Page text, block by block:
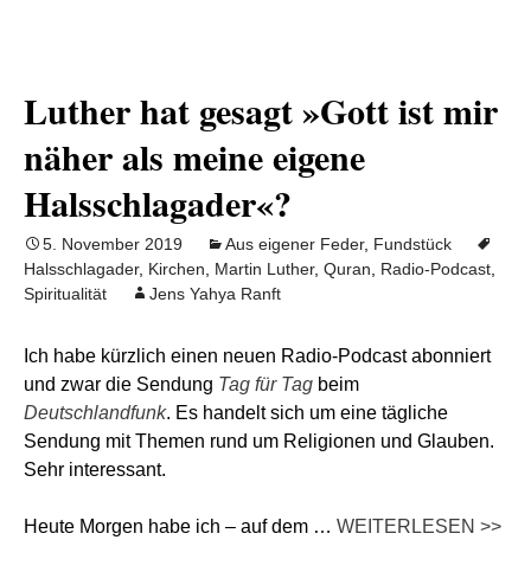
Luther hat gesagt »Gott ist mir
näher als meine eigene
Halsschlagader«?
5. November 2019 Aus eigener Feder, Fundstück
Halsschlagader, Kirchen Martin Luther, Quran Radio-Podcast
Spiritualität
Jens Yahya Ranft
Ich habe kürzlich einen neuen Radio-Podcast abonniert
und zwar die Sendung Tag für Tag beim
Deutschlandfunk. Es handelt sich um eine tägliche
Sendung mit Themen rund um Religionen und Glauben.
Sehr interessant.
Heute Morgen habe ich – auf dem … WEITERLESEN >>